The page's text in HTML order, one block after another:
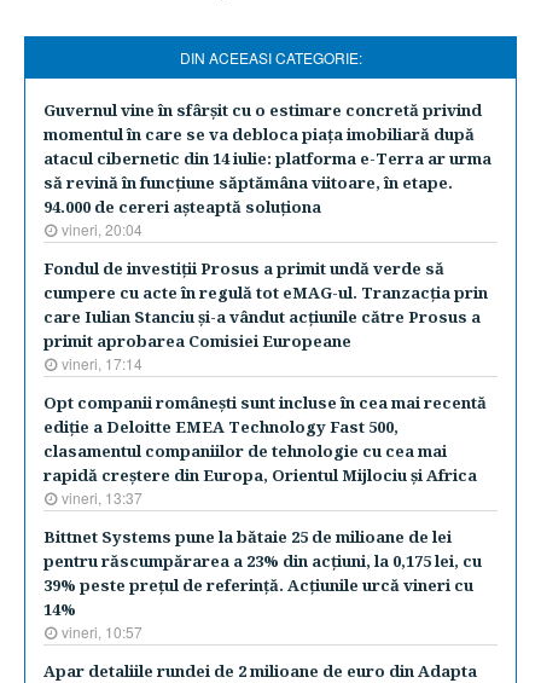
DIN ACEEASI CATEGORIE:
Guvernul vine în sfârşit cu o estimare concretă privind
momentul în care se va debloca piaţa imobiliară după
atacul cibernetic din 14 iulie: platforma e-Terra ar urma
să revină în funcţiune săptămâna viitoare, în etape.
94.000 de cereri aşteaptă soluţiona
vineri, 20:04
Fondul de investiţii Prosus a primit undă verde să
cumpere cu acte în regulă tot eMAG-ul. Tranzacţia prin
care Iulian Stanciu şi-a vândut acţiunile către Prosus a
primit aprobarea Comisiei Europeane
vineri, 17:14
Opt companii româneşti sunt incluse în cea mai recentă
ediţie a Deloitte EMEA Technology Fast 500,
clasamentul companiilor de tehnologie cu cea mai
rapidă creştere din Europa, Orientul Mijlociu şi Africa
vineri, 13:37
Bittnet Systems pune la bătaie 25 de milioane de lei
pentru răscumpărarea a 23% din acţiuni, la 0,175 lei, cu
39% peste preţul de referinţă. Acţiunile urcă vineri cu
14%
vineri, 10:57
Apar detaliile rundei de 2 milioane de euro din Adapta